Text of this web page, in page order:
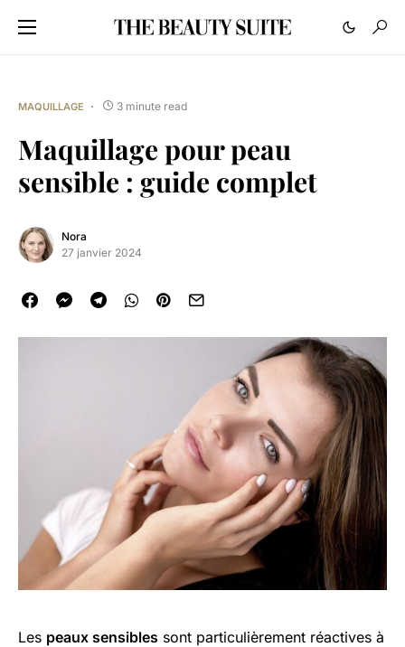
MAQUILLAGE 3 minute read
Maquillage pour peau
sensible : guide complet
Nora
27 janvier 2024
Les peaux sensibles sont particulièrement réactives à